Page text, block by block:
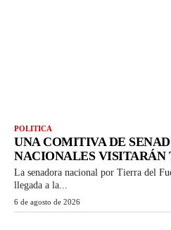
POLITICA
UNA COMITIVA DE
NACIONALES VISITARÁN
La senadora nacional por Tierra del
llegada a la...
6 de agosto de 2026